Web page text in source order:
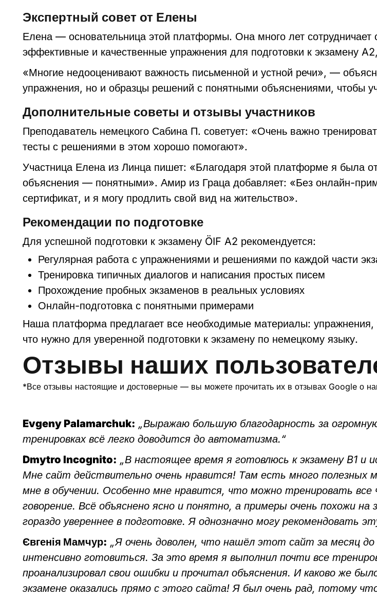
Экспертный совет от Елены
Елена — основательница этой платформы. Она много лет сотрудничает
эффективные и качественные упражнения для подготовки к экзамену
«Многие недооценивают важность письменной и устной речи», —
упражнения, но и образцы решений с понятными объяснениями, чтобы
Дополнительные советы и отзывы участников
Преподаватель немецкого Сабина П. советует: «Очень важно
тесты с решениями в этом хорошо помогают».
Участница Елена из Линца пишет: «Благодаря этой платформе я была
объяснения — понятными». Амир из Граца добавляет: «Без онлайн-
сертификат, и я могу продлить свой вид на жительство».
Рекомендации по подготовке
Для успешной подготовки к экзамену ÖIF A2 рекомендуется:
Регулярная работа с упражнениями и решениями по каждой части
Тренировка типичных диалогов и написания простых писем
Прохождение пробных экзаменов в реальных условиях
Онлайн-подготовка с понятными примерами
Наша платформа предлагает все необходимые материалы:
что нужно для уверенной подготовки к экзамену по немецкому языку.
Отзывы наших
*Все отзывы настоящие и достоверные — вы можете прочитать их в отзывах Google о
Evgeny Palamarchuk: „Выражаю большую благодарность за
тренировках всё легко доводится до автоматизма.“
Dmytro Incognito: „В настоящее время я готовлюсь к экзамену B1
Мне сайт действительно очень нравится! Там есть много полезных
мне в обучении. Особенно мне нравится, что можно тренировать
говорение. Всё объяснено ясно и понятно, а примеры очень похожи
гораздо увереннее в подготовке. Я однозначно могу рекомендовать
Євгенія Мамчур: „Я очень доволен, что нашёл этот сайт за месяц
интенсивно готовиться. За это время я выполнил почти все
проанализировал свои ошибки и прочитал объяснения. И каково же
экзамене оказались прямо с этого сайта! Я был очень рад, потому